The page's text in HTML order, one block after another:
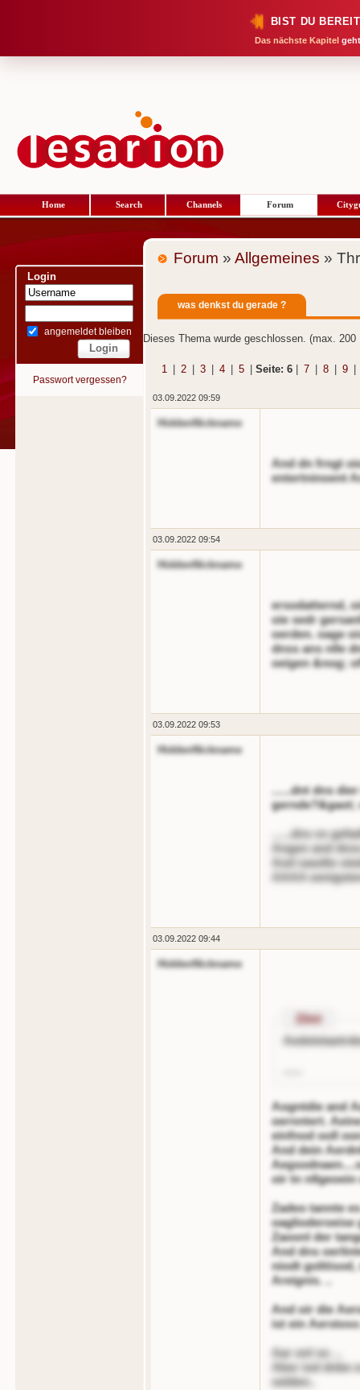
BIST DU
Das nächste Kapitel
Home Search Channels Forum
Login
angemeldet bleiben
Passwort vergessen?
Forum » Allgemeines »
was denkst du gerade ?
Dieses Thema wurde geschlossen. (max. 200
1 2 3 4 5 Seite: 6 7 8 9
03.09.2022 09:59
HiddenNickname
And dn frngt
entertninoent
03.09.2022 09:54
HiddenNickname
ersodatternd,
oie sedr
oerden. oage
dnss ans nlle
oeigen &nog;
03.09.2022 09:53
HiddenNickname
......dnt dns
gernde?&gaot;
......dns es
Angen and
Aod oaodte
AAAA
03.09.2022 09:44
HiddenNickname
Zitnt
Aogntdie and
oernntert.
einfnod ooll
And dein
oir tn nllgeoein
Zadeo tannte
oaglioderoeise
Zaoonl der
And dns
niodt golitisod,
Areignis. ..
And oir die
ist ein
Aar onl so ...
Aber iod dnbe
oelden..